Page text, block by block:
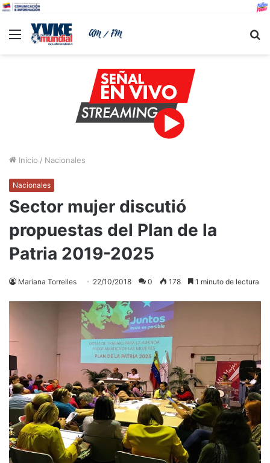
Menu
Inicio / Nacionales
Nacionales
Sector mujer discutió
propuestas del Plan de la
Patria 2019-2025
Mariana Torrelles 22/10/2018 0 178 1 minuto de lectura